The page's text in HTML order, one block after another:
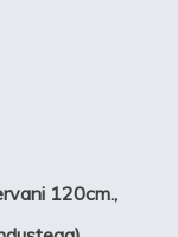
120cm.,